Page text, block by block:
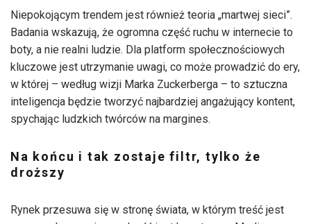
Niepokojącym trendem jest również teoria „martwej sieci”.
Badania wskazują, że ogromna część ruchu w internecie to
boty, a nie realni ludzie. Dla platform społecznościowych
kluczowe jest utrzymanie uwagi, co może prowadzić do ery,
w której – według wizji Marka Zuckerberga – to sztuczna
inteligencja będzie tworzyć najbardziej angażujący kontent,
spychając ludzkich twórców na margines.
Na końcu i tak zostaje filtr, tylko że
droższy
Rynek przesuwa się w stronę świata, w którym treść jest